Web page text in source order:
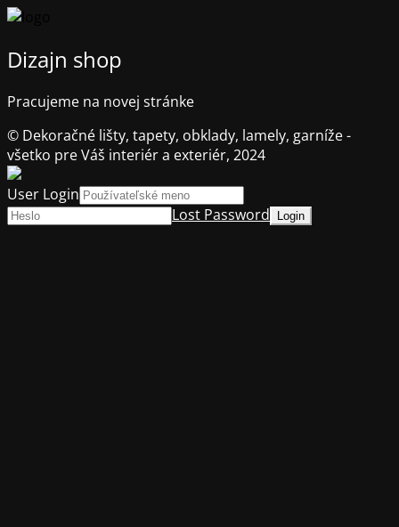
Dizajn shop
Pracujeme na novej stránke
© Dekoračné lišty, tapety, obklady, lamely, garníže -
všetko pre Váš interiér a exteriér, 2024
User Login
Lost Password